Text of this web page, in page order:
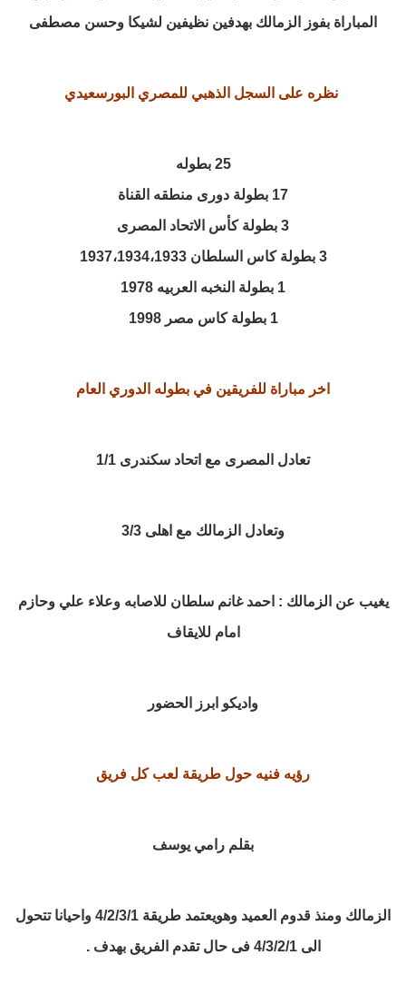
المباراة بفوز الزمالك بهدفين نظيفين لشيكا وحسن مصطفى
نظره على السجل الذهبي للمصري البورسعيدي
25 بطوله
17 بطولة دورى منطقه القناة
3 بطولة كأس الاتحاد المصرى
3 بطولة كاس السلطان 1937،1934،1933
1 بطولة النخبه العربيه 1978
1 بطولة كاس مصر 1998
اخر مباراة للفريقين في بطوله الدوري العام
تعادل المصرى مع اتحاد سكندرى 1/1
وتعادل الزمالك مع اهلى 3/3
يغيب عن الزمالك : احمد غانم سلطان للاصابه وعلاء علي وحازم
امام للايقاف
واديكو ابرز الحضور
رؤيه فنيه حول طريقة لعب كل فريق
بقلم رامي يوسف
الزمالك ومنذ قدوم العميد وهويعتمد طريقة 4/2/3/1 واحيانا تتحول
الى 4/3/2/1 فى حال تقدم الفريق بهدف .